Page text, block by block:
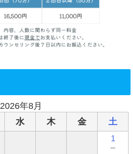
2026年8月
水 木 金 土
1
－